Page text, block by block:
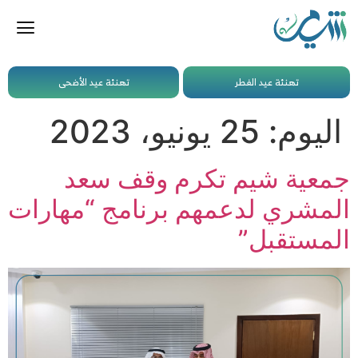
تهنئة عيد الفطر تهنئة عيد الأضحى
اليوم: 25 يونيو، 2023
جمعية شيم تكرم وقف سعد
المشري لدعمهم برنامج “مهارات
المستقبل”